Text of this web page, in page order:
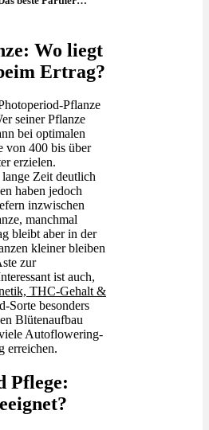
Wo liegt
Ertrag?
Pflanze
seiner Pflanze
bei optimalen
von 400 bis über
erzielen.
Zeit deutlich
haben jedoch
inzwischen
manchmal
bleibt aber in der
kleiner bleiben
zur
ist auch,
THC-Gehalt &
Sorte besonders
Blütenaufbau
Autoflowering-
erreichen.
Pflege: